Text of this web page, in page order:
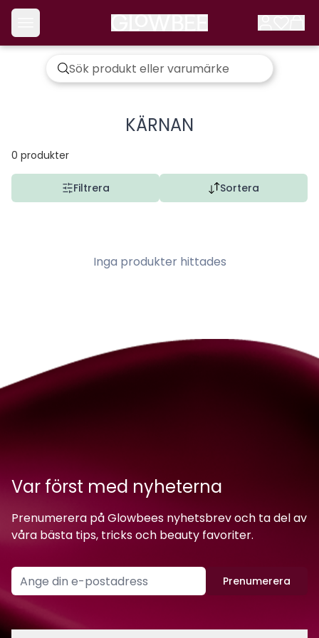
KÄRNAN
0 produkter
Filtrera Sortera
Inga produkter hittades
Var först med nyheterna
Prenumerera på Glowbees nyhetsbrev och ta del av
våra bästa tips, tricks och beauty favoriter.
Prenumerera